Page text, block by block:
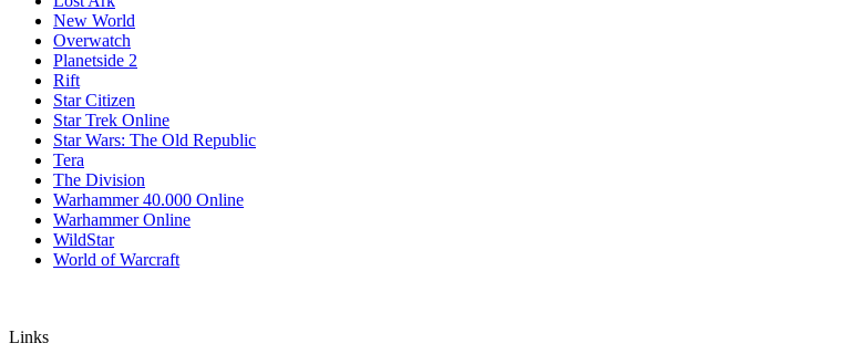
New World
Overwatch
Planetside 2
Rift
Star Citizen
Star Trek Online
Star Wars: The Old Republic
Tera
The Division
Warhammer 40.000 Online
Warhammer Online
WildStar
World of Warcraft
Links